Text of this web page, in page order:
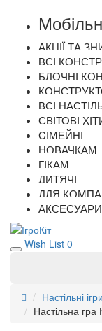
АКЦІЇ ТА
ВСІ
БЛОЧНІ
ВСІ
СВІТОВІ
CІМЕЙНІ
НОВАЧКАМ
ГІКАМ
ДИТЯЧІ
ДЛЯ
АКСЕСУАРИ
Wish List 0
Настільні ігри
Настільна